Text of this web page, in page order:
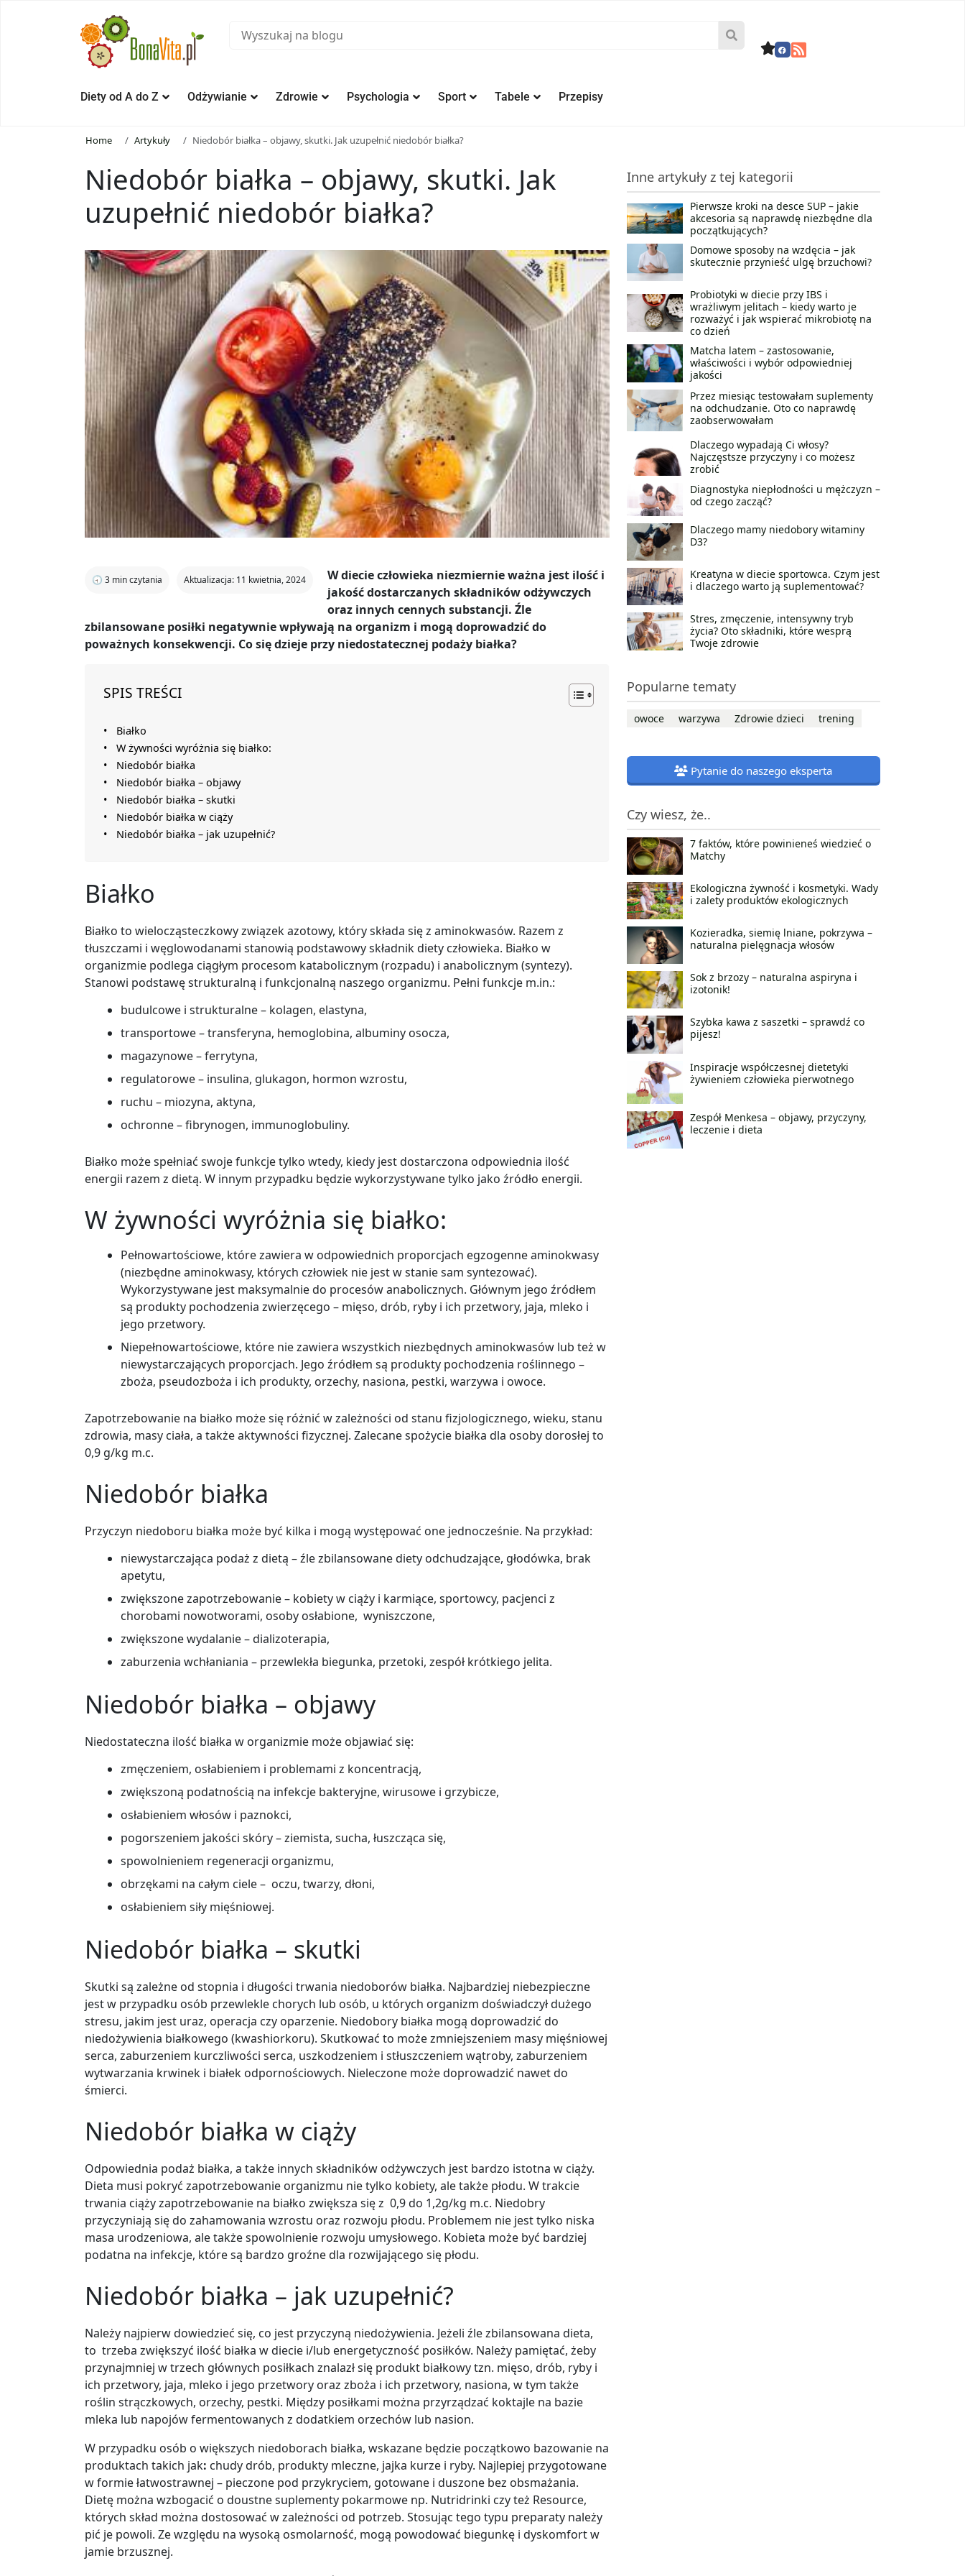
Diety od A do Z Odżywianie Zdrowie Psychologia Sport Tabele Przepisy
Home Artykuły Niedobór białka – objawy, skutki. Jak uzupełnić niedobór białka?
Niedobór białka – objawy, skutki. Jak
uzupełnić niedobór białka?
🕣 3 min czytania Aktualizacja: 11 kwietnia, 2024
W diecie człowieka niezmiernie ważna jest ilość i
jakość dostarczanych składników odżywczych
oraz innych cennych substancji. Źle
zbilansowane posiłki negatywnie wpływają na organizm i mogą doprowadzić do
poważnych konsekwencji. Co się dzieje przy niedostatecznej podaży białka?
SPIS TREŚCI
Białko
W żywności wyróżnia się białko:
Niedobór białka
Niedobór białka – objawy
Niedobór białka – skutki
Niedobór białka w ciąży
Niedobór białka – jak uzupełnić?
Białko
Białko to wielocząsteczkowy związek azotowy, który składa się z aminokwasów. Razem z
tłuszczami i węglowodanami stanowią podstawowy składnik diety człowieka. Białko w
organizmie podlega ciągłym procesom katabolicznym (rozpadu) i anabolicznym (syntezy).
Stanowi podstawę strukturalną i funkcjonalną naszego organizmu. Pełni funkcje m.in.:
budulcowe i strukturalne – kolagen, elastyna,
transportowe – transferyna, hemoglobina, albuminy osocza,
magazynowe – ferrytyna,
regulatorowe – insulina, glukagon, hormon wzrostu,
ruchu – miozyna, aktyna,
ochronne – fibrynogen, immunoglobuliny.
Białko może spełniać swoje funkcje tylko wtedy, kiedy jest dostarczona odpowiednia ilość
energii razem z dietą. W innym przypadku będzie wykorzystywane tylko jako źródło energii.
W żywności wyróżnia się białko:
Pełnowartościowe, które zawiera w odpowiednich proporcjach egzogenne aminokwasy
(niezbędne aminokwasy, których człowiek nie jest w stanie sam syntezować).
Wykorzystywane jest maksymalnie do procesów anabolicznych. Głównym jego źródłem
są produkty pochodzenia zwierzęcego – mięso, drób, ryby i ich przetwory, jaja, mleko i
jego przetwory.
Niepełnowartościowe, które nie zawiera wszystkich niezbędnych aminokwasów lub też w
niewystarczających proporcjach. Jego źródłem są produkty pochodzenia roślinnego –
zboża, pseudozboża i ich produkty, orzechy, nasiona, pestki, warzywa i owoce.
Zapotrzebowanie na białko może się różnić w zależności od stanu fizjologicznego, wieku, stanu
zdrowia, masy ciała, a także aktywności fizycznej. Zalecane spożycie białka dla osoby dorosłej to
0,9 g/kg m.c.
Niedobór białka
Przyczyn niedoboru białka może być kilka i mogą występować one jednocześnie. Na przykład:
niewystarczająca podaż z dietą – źle zbilansowane diety odchudzające, głodówka, brak
apetytu,
zwiększone zapotrzebowanie – kobiety w ciąży i karmiące, sportowcy, pacjenci z
chorobami nowotworami, osoby osłabione, wyniszczone,
zwiększone wydalanie – dializoterapia,
zaburzenia wchłaniania – przewlekła biegunka, przetoki, zespół krótkiego jelita.
Niedobór białka – objawy
Niedostateczna ilość białka w organizmie może objawiać się:
zmęczeniem, osłabieniem i problemami z koncentracją,
zwiększoną podatnością na infekcje bakteryjne, wirusowe i grzybicze,
osłabieniem włosów i paznokci,
pogorszeniem jakości skóry – ziemista, sucha, łuszcząca się,
spowolnieniem regeneracji organizmu,
obrzękami na całym ciele – oczu, twarzy, dłoni,
osłabieniem siły mięśniowej.
Niedobór białka – skutki
Skutki są zależne od stopnia i długości trwania niedoborów białka. Najbardziej niebezpieczne
jest w przypadku osób przewlekle chorych lub osób, u których organizm doświadczył dużego
stresu, jakim jest uraz, operacja czy oparzenie. Niedobory białka mogą doprowadzić do
niedożywienia białkowego (kwashiorkoru). Skutkować to może zmniejszeniem masy mięśniowej
serca, zaburzeniem kurczliwości serca, uszkodzeniem i stłuszczeniem wątroby, zaburzeniem
wytwarzania krwinek i białek odpornościowych. Nieleczone może doprowadzić nawet do
śmierci.
Niedobór białka w ciąży
Odpowiednia podaż białka, a także innych składników odżywczych jest bardzo istotna w ciąży.
Dieta musi pokryć zapotrzebowanie organizmu nie tylko kobiety, ale także płodu. W trakcie
trwania ciąży zapotrzebowanie na białko zwiększa się z 0,9 do 1,2g/kg m.c. Niedobry
przyczyniają się do zahamowania wzrostu oraz rozwoju płodu. Problemem nie jest tylko niska
masa urodzeniowa, ale także spowolnienie rozwoju umysłowego. Kobieta może być bardziej
podatna na infekcje, które są bardzo groźne dla rozwijającego się płodu.
Niedobór białka – jak uzupełnić?
Należy najpierw dowiedzieć się, co jest przyczyną niedożywienia. Jeżeli źle zbilansowana dieta,
to trzeba zwiększyć ilość białka w diecie i/lub energetyczność posiłków. Należy pamiętać, żeby
przynajmniej w trzech głównych posiłkach znalazł się produkt białkowy tzn. mięso, drób, ryby i
ich przetwory, jaja, mleko i jego przetwory oraz zboża i ich przetwory, nasiona, w tym także
roślin strączkowych, orzechy, pestki. Między posiłkami można przyrządzać koktajle na bazie
mleka lub napojów fermentowanych z dodatkiem orzechów lub nasion.
W przypadku osób o większych niedoborach białka, wskazane będzie początkowo bazowanie na
produktach takich jak: chudy drób, produkty mleczne, jajka kurze i ryby. Najlepiej przygotowane
w formie łatwostrawnej – pieczone pod przykryciem, gotowane i duszone bez obsmażania.
Dietę można wzbogacić o doustne suplementy pokarmowe np. Nutridrinki czy też Resource,
których skład można dostosować w zależności od potrzeb. Stosując tego typu preparaty należy
pić je powoli. Ze względu na wysoką osmolarność, mogą powodować biegunkę i dyskomfort w
jamie brzusznej.
Inne artykuły z tej kategorii
Pierwsze kroki na desce SUP – jakie
akcesoria są naprawdę niezbędne dla
początkujących?
Domowe sposoby na wzdęcia – jak
skutecznie przynieść ulgę brzuchowi?
Probiotyki w diecie przy IBS i
wrażliwym jelitach – kiedy warto je
rozważyć i jak wspierać mikrobiotę na
co dzień
Matcha latem – zastosowanie,
właściwości i wybór odpowiedniej
jakości
Przez miesiąc testowałam suplementy
na odchudzanie. Oto co naprawdę
zaobserwowałam
Dlaczego wypadają Ci włosy?
Najczęstsze przyczyny i co możesz
zrobić
Diagnostyka niepłodności u mężczyzn –
od czego zacząć?
Dlaczego mamy niedobory witaminy
D3?
Kreatyna w diecie sportowca. Czym jest
i dlaczego warto ją suplementować?
Stres, zmęczenie, intensywny tryb
życia? Oto składniki, które wesprą
Twoje zdrowie
Popularne tematy
owoce warzywa Zdrowie dzieci trening
Pytanie do naszego eksperta
Czy wiesz, że..
7 faktów, które powinieneś wiedzieć o
Matchy
Ekologiczna żywność i kosmetyki. Wady
i zalety produktów ekologicznych
Kozieradka, siemię lniane, pokrzywa –
naturalna pielęgnacja włosów
Sok z brzozy – naturalna aspiryna i
izotonik!
Szybka kawa z saszetki – sprawdź co
pijesz!
Inspiracje współczesnej dietetyki
żywieniem człowieka pierwotnego
Zespół Menkesa – objawy, przyczyny,
leczenie i dieta